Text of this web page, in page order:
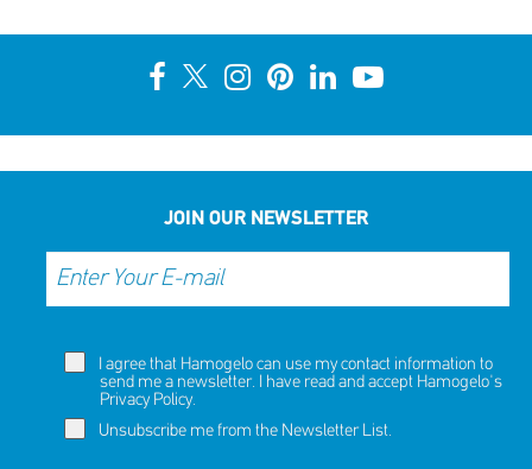
JOIN OUR NEWSLETTER
I agree that Hamogelo can use my contact information to
send me a newsletter. I have read and accept Hamogelo's
Privacy Policy.
Unsubscribe me from the Newsletter List.